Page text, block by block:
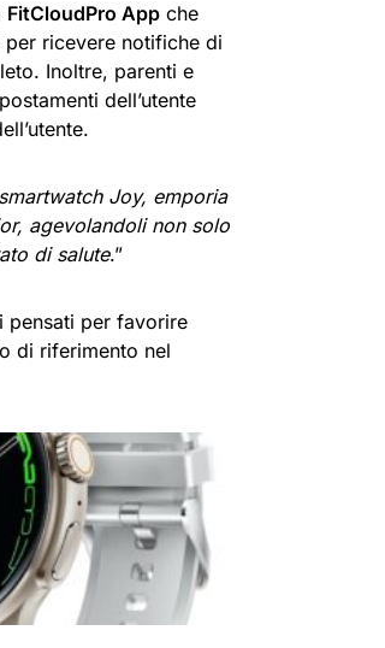
FitCloudPro App che
ricevere notifiche di
Inoltre, parenti e
dell’utente
Joy, emporia
agevolandoli non solo
di salute.”
pensati per favorire
di riferimento nel